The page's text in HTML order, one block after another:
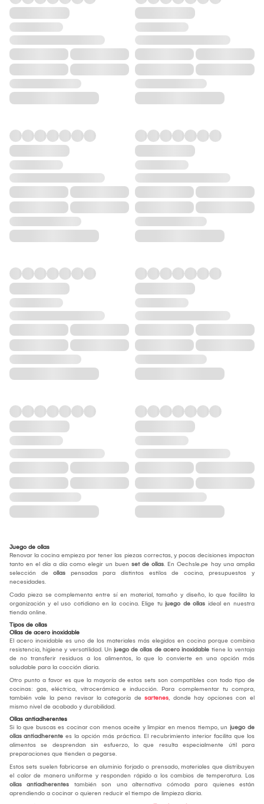
Juego de ollas
Renovar la cocina empieza por tener las piezas correctas, y pocas decisiones impactan
tanto en el día a día como elegir un buen set de ollas. En Oechsle.pe hay una amplia
selección de ollas pensadas para distintos estilos de cocina, presupuestos y
necesidades.
Cada pieza se complementa entre sí en material, tamaño y diseño, lo que facilita la
organización y el uso cotidiano en la cocina. Elige tu juego de ollas ideal en nuestra
tienda online.
Tipos de ollas
Ollas de acero inoxidable
El acero inoxidable es uno de los materiales más elegidos en cocina porque combina
resistencia, higiene y versatilidad. Un juego de ollas de acero inoxidable tiene la ventaja
de no transferir residuos a los alimentos, lo que lo convierte en una opción más
saludable para la cocción diaria.
Otro punto a favor es que la mayoría de estos sets son compatibles con todo tipo de
cocinas: gas, eléctrica, vitrocerámica e inducción. Para complementar tu compra,
también vale la pena revisar la categoría de sartenes, donde hay opciones con el
mismo nivel de acabado y durabilidad.
Ollas antiadherentes
Si lo que buscas es cocinar con menos aceite y limpiar en menos tiempo, un juego de
ollas antiadherente es la opción más práctica. El recubrimiento interior facilita que los
alimentos se desprendan sin esfuerzo, lo que resulta especialmente útil para
preparaciones que tienden a pegarse.
Estos sets suelen fabricarse en aluminio forjado o prensado, materiales que distribuyen
el calor de manera uniforme y responden rápido a los cambios de temperatura. Las
ollas antiadherentes también son una alternativa cómoda para quienes están
aprendiendo a cocinar o quieren reducir el tiempo de limpieza diaria.